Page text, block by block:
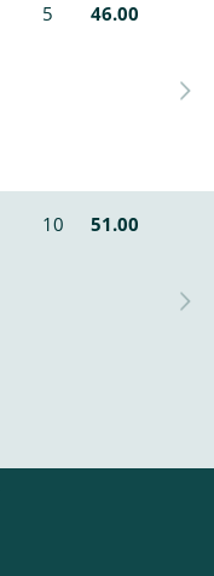
5 46.00
10 51.00